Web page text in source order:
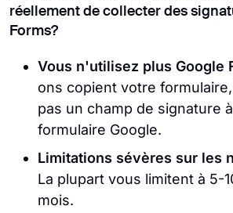
réellement de collecter des
Forms?
Vous n'utilisez plus Google
ons copient votre
pas un champ de signature
formulaire Google.
Limitations sévères sur les
La plupart vous limitent à 5-
mois.